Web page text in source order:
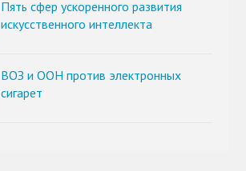
Пять сфер ускоренного развития
искусственного интеллекта
ВОЗ и ООН против электронных
сигарет